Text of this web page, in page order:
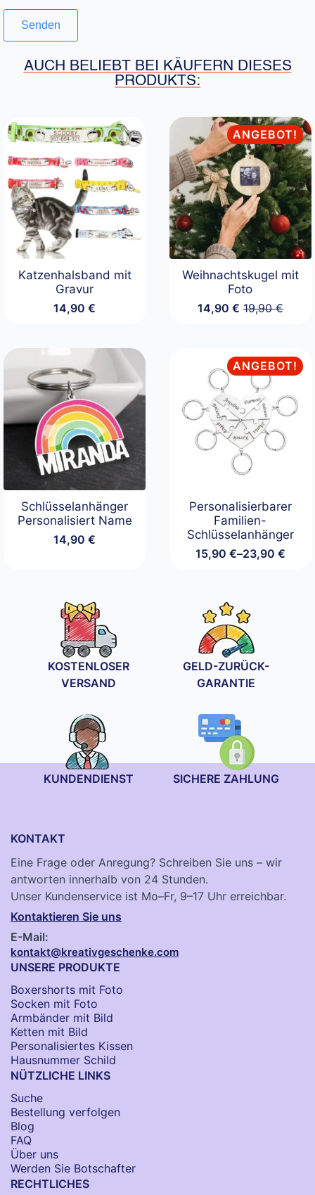
AUCH BELIEBT BEI KÄUFERN DIESES
PRODUKTS:
Katzenhalsband mit
Gravur
14,90€
ANGEBOT!
Weihnachtskugel mit
Foto
19,90€
19,90 €
14,90 € Aktueller
14,90 €.
Schlüsselanhänger
Personalisiert Name
14,90€
ANGEBOT!
Personalisierbarer
Familien-
Schlüsselanhänger
15,90 €–23,90 €
Preisspanne:
KOSTENLOSER
VERSAND
GELD-ZURÜCK-
GARANTIE
KUNDENDIENST SICHERE ZAHLUNG
KONTAKT
Eine Frage oder Anregung? Schreiben Sie uns – wir
antworten innerhalb von 24 Stunden.
Unser Kundenservice ist Mo–Fr, 9–17 Uhr erreichbar.
Kontaktieren Sie uns
E-Mail:
kontakt@kreativgeschenke.com
UNSERE PRODUKTE
Boxershorts mit Foto
Socken​ mit Foto
Armbänder mit Bild​
Ketten mit Bild
Personalisiertes Kissen
Hausnummer Schild
NÜTZLICHE LINKS
Suche
Bestellung verfolgen
Blog
FAQ
Über uns
Werden Sie Botschafter
RECHTLICHES